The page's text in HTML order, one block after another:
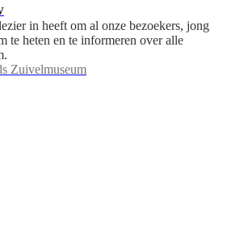
in heeft om al onze bezoekers, jong
te heten en te informeren over alle
Zuivelmuseum